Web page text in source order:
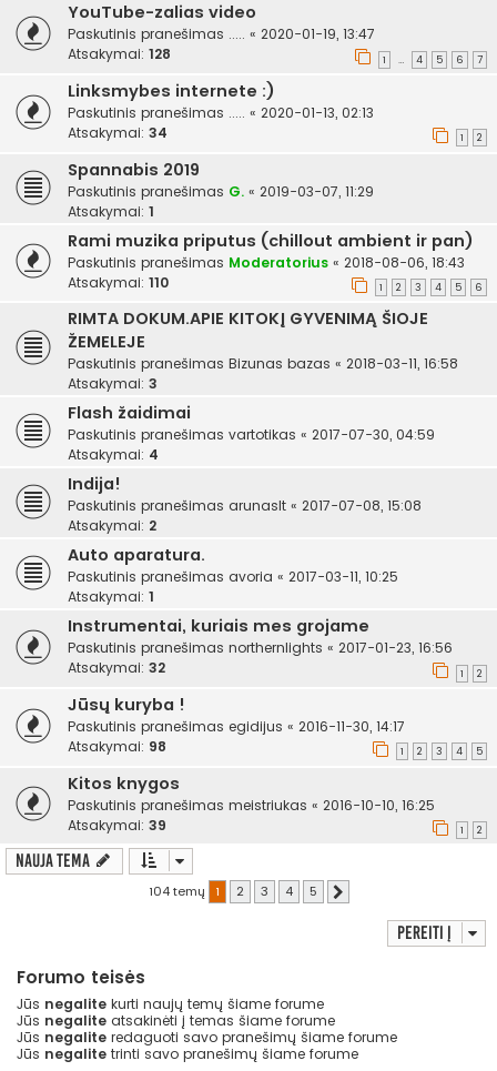
YouTube-zalias video
Paskutinis pranešimas ..... « 2020-01-19, 13:47
Atsakymai: 128 1 … 4 5 6 7
Linksmybes internete :)
Paskutinis pranešimas ..... « 2020-01-13, 02:13
Atsakymai: 34 1 2
Spannabis 2019
Paskutinis pranešimas G. « 2019-03-07, 11:29
Atsakymai: 1
Rami muzika priputus (chillout ambient ir pan)
Paskutinis pranešimas Moderatorius « 2018-08-06, 18:43
Atsakymai: 110 1 2 3 4 5 6
RIMTA DOKUM.APIE KITOKĮ GYVENIMĄ ŠIOJE
ŽEMELEJE
Paskutinis pranešimas Bizunas bazas « 2018-03-11, 16:58
Atsakymai: 3
Flash žaidimai
Paskutinis pranešimas vartotikas « 2017-07-30, 04:59
Atsakymai: 4
Indija!
Paskutinis pranešimas arunaslt « 2017-07-08, 15:08
Atsakymai: 2
Auto aparatura.
Paskutinis pranešimas avoria « 2017-03-11, 10:25
Atsakymai: 1
Instrumentai, kuriais mes grojame
Paskutinis pranešimas northernlights « 2017-01-23, 16:56
Atsakymai: 32 1 2
Jūsų kuryba !
Paskutinis pranešimas egidijus « 2016-11-30, 14:17
Atsakymai: 98 1 2 3 4 5
Kitos knygos
Paskutinis pranešimas meistriukas « 2016-10-10, 16:25
Atsakymai: 39 1 2
Nauja tema
104 temų 1 2 3 4 5
Pereiti į
Forumo teisės
Jūs negalite kurti naujų temų šiame forume
Jūs negalite atsakinėti į temas šiame forume
Jūs negalite redaguoti savo pranešimų šiame forume
Jūs negalite trinti savo pranešimų šiame forume